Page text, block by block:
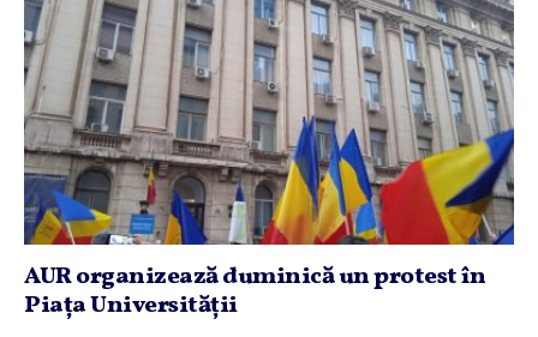
AUR organizează duminică un protest în
Piaţa Universităţii